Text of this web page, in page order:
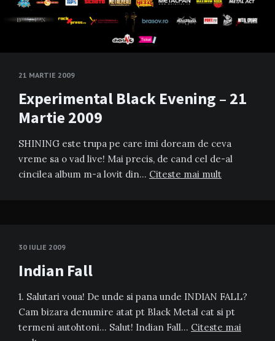
21 MARTIE 2009
Experimental Black Evening – 21
Martie 2009
SHINING este trupa pe care imi doream de ceva
vreme sa o vad live! Mai precis, de cand cel de-al
cincilea album m-a lovit din… Citeste mai mult
30 IULIE 2009
Indian Fall
1. Salutari voua! De unde si pana unde INDIAN FALL?
Cam bizara denumire atat pt Black Metal cat si pt
termeni autohtoni… Salut! Indian Fall… Citeste mai